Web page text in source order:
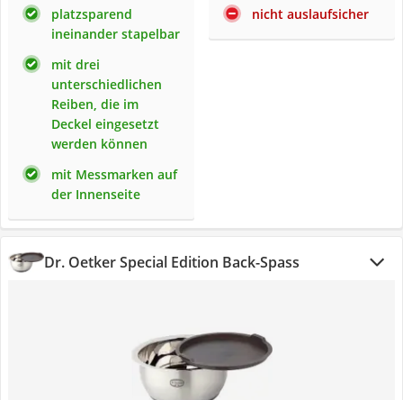
platzsparend
ineinander stapelbar
mit drei
unterschiedlichen
Reiben, die im
Deckel eingesetzt
werden können
mit Messmarken auf
der Innenseite
nicht auslaufsicher
Dr. Oetker Special Edition Back-Spass